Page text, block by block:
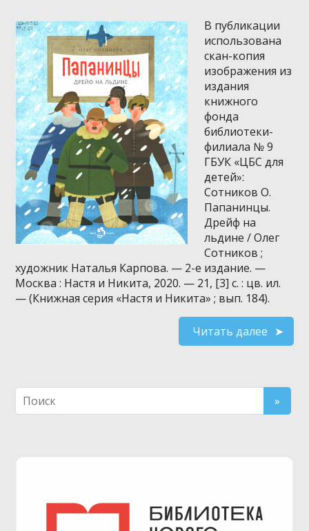
В публикации
использована
скан-копия
изображения из
издания
книжного
фонда
библиотеки-
филиала № 9
ГБУК «ЦБС для
детей»:
Сотников О.
Папанинцы.
Дрейф на
льдине / Олег
Сотников ;
художник Наталья Карпова. — 2-е издание. —
Москва : Настя и Никита, 2020. — 21, [3] с. : цв. ил.
— (Книжная серия «Настя и Никита» ; вып. 184).
Читать далее